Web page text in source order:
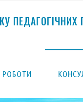
КУ ПЕДАГОГІЧНИХ
РОБОТИ